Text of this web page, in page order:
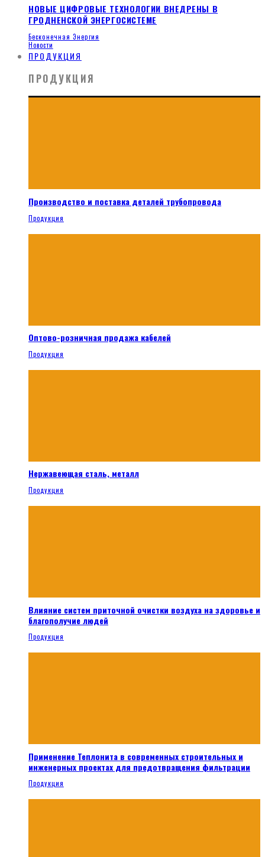
НОВЫЕ ЦИФРОВЫЕ ТЕХНОЛОГИИ ВНЕДРЕНЫ В
ГРОДНЕНСКОЙ ЭНЕРГОСИСТЕМЕ
Бесконечная Энергия
Новости
ПРОДУКЦИЯ
ПРОДУКЦИЯ
Производство и поставка деталей трубопровода
Продукция
Оптово-розничная продажа кабелей
Продукция
Нержавеющая сталь, металл
Продукция
Влияние систем приточной очистки воздуха на здоровье и
благополучие людей
Продукция
Применение Теплонита в современных строительных и
инженерных проектах для предотвращения фильтрации
Продукция